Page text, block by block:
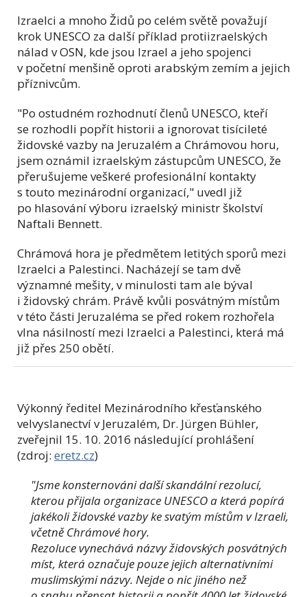
Izraelci a mnoho Židů po celém světě považují
krok UNESCO za další příklad protiizraelských
nálad v OSN, kde jsou Izrael a jeho spojenci
v početní menšině oproti arabským zemím a jejich
příznivcům.
"Po ostudném rozhodnutí členů UNESCO, kteří
se rozhodli popřít historii a ignorovat tisícileté
židovské vazby na Jeruzalém a Chrámovou horu,
jsem oznámil izraelským zástupcům UNESCO, že
přerušujeme veškeré profesionální kontakty
s touto mezinárodní organizací," uvedl již
po hlasování výboru izraelský ministr školství
Naftali Bennett.
Chrámová hora je předmětem letitých sporů mezi
Izraelci a Palestinci. Nacházejí se tam dvě
významné mešity, v minulosti tam ale býval
i židovský chrám. Právě kvůli posvátným místům
v této části Jeruzaléma se před rokem rozhořela
vlna násilností mezi Izraelci a Palestinci, která má
již přes 250 obětí.
Výkonný ředitel Mezinárodního křesťanského
velvyslanectví v Jeruzalém, Dr. Jürgen Bühler,
zveřejnil 15. 10. 2016 následující prohlášení
(zdroj: eretz.cz)
"Jsme konsternováni další skandální rezolucí,
kterou přijala organizace UNESCO a která popírá
jakékoli židovské vazby ke svatým místům v Izraeli,
včetně Chrámové hory.
Rezoluce vynechává názvy židovských posvátných
míst, která označuje pouze jejich alternativními
muslimskými názvy. Nejde o nic jiného než